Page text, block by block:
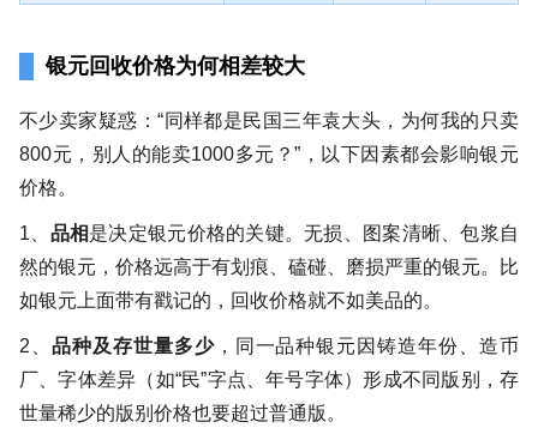
银元回收价格为何相差较大
不少卖家疑惑：“同样都是民国三年袁大头，为何我的只卖
800元，别人的能卖1000多元？”，以下因素都会影响银元
价格。
1、 品相是决定银元价格的关键。无损、图案清晰、包浆自
然的银元，价格远高于有划痕、磕碰、磨损严重的银元。比
如银元上面带有戳记的，回收价格就不如美品的。
2、 品种及存世量多少，同一品种银元因铸造年份、造币
厂、字体差异（如“民”字点、年号字体）形成不同版别，存
世量稀少的版别价格也要超过普通版。